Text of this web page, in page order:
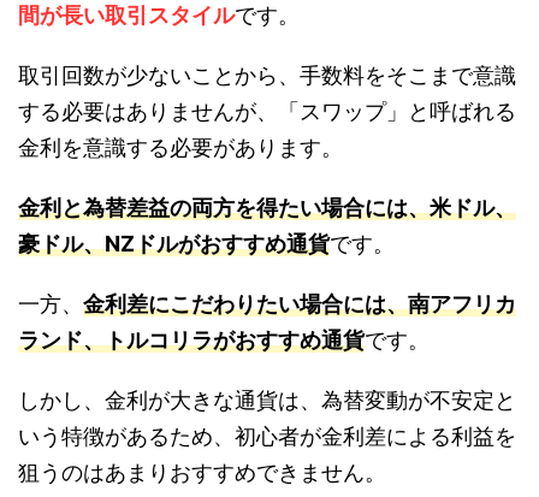
間が長い取引スタイルです。
取引回数が少ないことから、手数料をそこまで意識
する必要はありませんが、「スワップ」と呼ばれる
金利を意識する必要があります。
金利と為替差益の両方を得たい場合には、米ドル、
豪ドル、NZドルがおすすめ通貨です。
一方、 金利差にこだわりたい場合には、南アフリカ
ランド、トルコリラがおすすめ通貨です。
しかし、金利が大きな通貨は、為替変動が不安定と
いう特徴があるため、初心者が金利差による利益を
狙うのはあまりおすすめできません。